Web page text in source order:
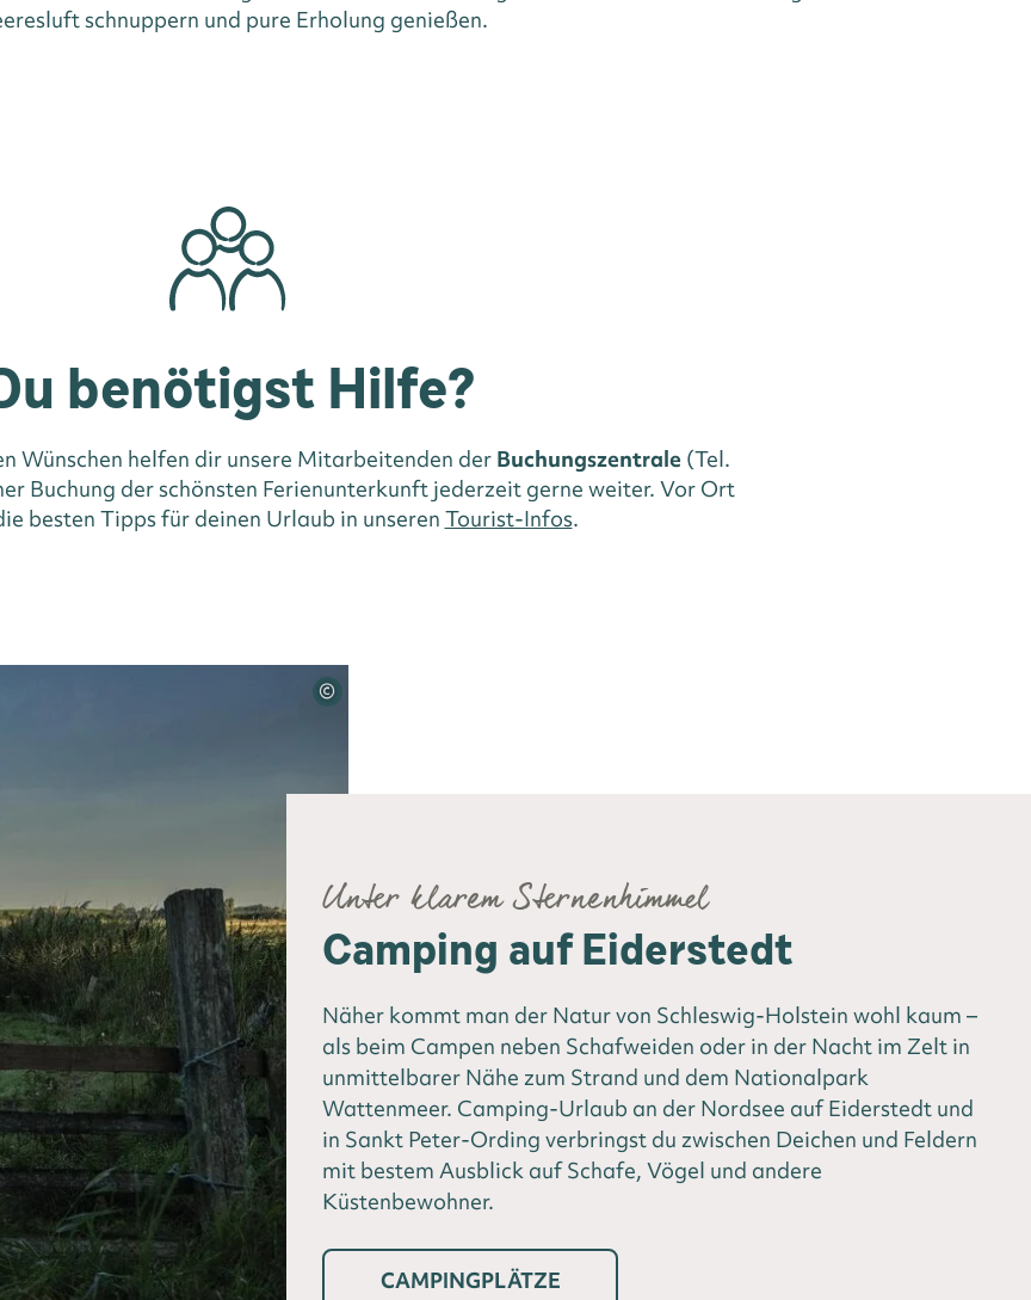
schnuppern und pure Erholung genießen.
benötigst Hilfe?
Wünschen helfen dir unsere Mitarbeitenden der Buchungszentrale (Tel.
Buchung der schönsten Ferienunterkunft jederzeit gerne weiter. Vor Ort
besten Tipps für deinen Urlaub in unseren Tourist-Infos.
©
Unter klarem Sternenhimmel
Camping auf Eiderstedt
Näher kommt man der Natur von Schleswig-Holstein wohl kaum –
als beim Campen neben Schafweiden oder in der Nacht im Zelt in
unmittelbarer Nähe zum Strand und dem Nationalpark
Wattenmeer. Camping-Urlaub an der Nordsee auf Eiderstedt und
in Sankt Peter-Ording verbringst du zwischen Deichen und Feldern
mit bestem Ausblick auf Schafe, Vögel und andere
Küstenbewohner.
CAMPINGPLÄTZE